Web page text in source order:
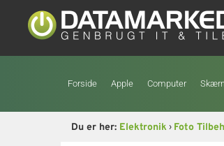
Forside Apple Computer
Du er her: Elektronik› Foto